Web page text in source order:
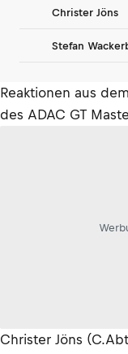
Christer Jöns
Stefan
Reaktionen aus
des ADAC GT
Christer Jöns